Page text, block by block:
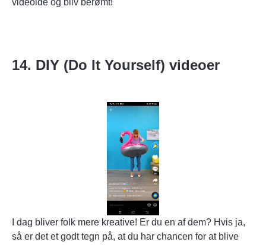
videoidé og bliv berømt!
14. DIY (Do It Yourself) videoer
I dag bliver folk mere kreative! Er du en af dem? Hvis ja,
så er det et godt tegn på, at du har chancen for at blive